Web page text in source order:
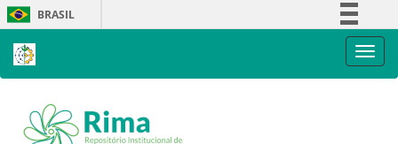
Skip
navigation
BRASIL